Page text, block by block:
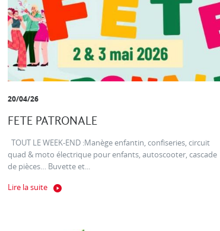
20/04/26
FETE PATRONALE
TOUT LE WEEK-END :Manège enfantin, confiseries, circuit
quad & moto électrique pour enfants, autoscooter, cascade
de pièces… Buvette et...
Lire la suite